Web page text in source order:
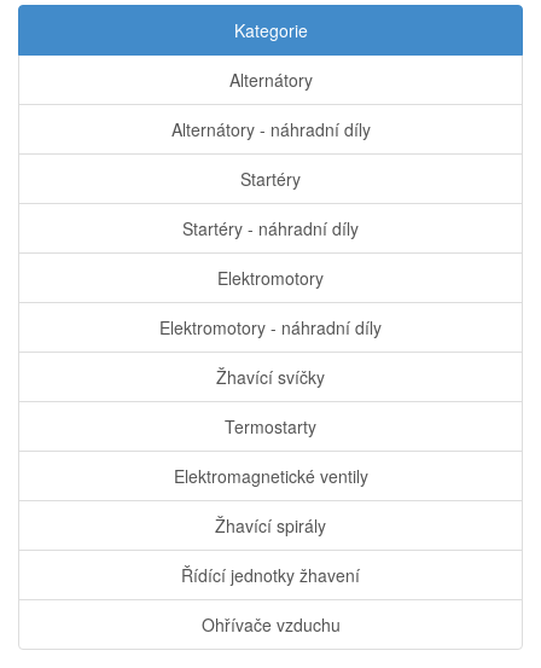
Kategorie
Alternátory
Alternátory - náhradní díly
Startéry
Startéry - náhradní díly
Elektromotory
Elektromotory - náhradní díly
Žhavící svíčky
Termostarty
Elektromagnetické ventily
Žhavící spirály
Řídící jednotky žhavení
Ohřívače vzduchu